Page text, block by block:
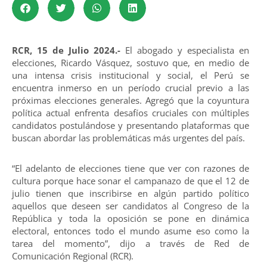
RCR, 15 de Julio 2024.- El abogado y especialista en
elecciones, Ricardo Vásquez, sostuvo que, en medio de
una intensa crisis institucional y social, el Perú se
encuentra inmerso en un período crucial previo a las
próximas elecciones generales. Agregó que la coyuntura
política actual enfrenta desafíos cruciales con múltiples
candidatos postulándose y presentando plataformas que
buscan abordar las problemáticas más urgentes del país.
“El adelanto de elecciones tiene que ver con razones de
cultura porque hace sonar el campanazo de que el 12 de
julio tienen que inscribirse en algún partido político
aquellos que deseen ser candidatos al Congreso de la
República y toda la oposición se pone en dinámica
electoral, entonces todo el mundo asume eso como la
tarea del momento”, dijo a través de Red de
Comunicación Regional (RCR).